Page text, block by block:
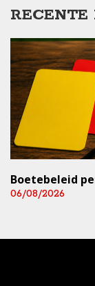
Boetebeleid
06/08/2026